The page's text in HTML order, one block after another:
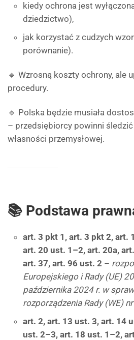
kiedy ochrona jest
dziedzictwo),
jak korzystać z cudzych
porównanie).
🔹 Wzrosną koszty ochrony, ale
procedury.
🔹 Polska będzie musiała
– przedsiębiorcy powinni
własności przemysłowej.
📚 Podstawa
art. 3 pkt 1, art. 3 pkt 2, art.
art. 20 ust. 1–2, art. 20a,
art. 37, art. 96 ust. 2 –
Europejskiego i Rady (UE)
października 2024 r. w
rozporządzenia Rady (WE)
art. 2, art. 13 ust. 3, art. 14
ust. 2–3, art. 18 ust. 1–2,